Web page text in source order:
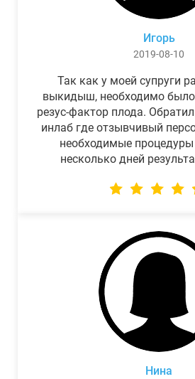
Игорь
2019-08-10
Так как у моей супруги
выкидыш, необходимо было
резус-фактор плода.
инлаб где отзывчивый
необходимые процедуры
несколько дней
Нина